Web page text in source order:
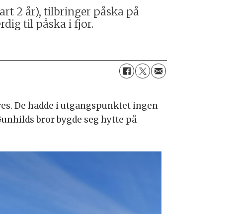
2 år), tilbringer påska på
til påska i fjor.
De hadde i utgangspunktet ingen
bror bygde seg hytte på